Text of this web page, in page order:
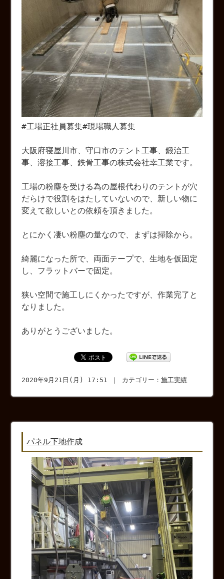
#工場正社員募集#現場職人募集
大阪府寝屋川市、守口市のテント工事、鍛治工
事、溶接工事、鉄骨工事の株式会社幸工業です。
工場の粉塵を受ける為の屋根代わりのテントが穴
だらけで役割をはたしていないので、新しい物に
変えて欲しいとの依頼を頂きました。
とにかく凄い粉塵の量なので、まずは掃除から。
綺麗になった所で、両面テープで、生地を仮固定
し、フラットバーで固定。
狭い空間で施工しにくかったですが、作業完了と
なりました。
ありがとうございました。
2020年9月21日(月) 17:51 ｜ カテゴリー：施工実績
パネル下地作成